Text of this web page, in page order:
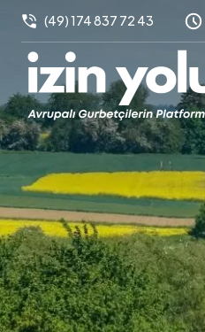
(49) 174 837 72 43